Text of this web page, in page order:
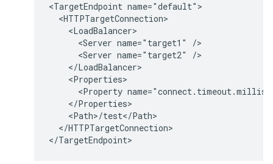
<TargetEndpoint name="default">
  <HTTPTargetConnection>
    <LoadBalancer>
      <Server name="target1" />
      <Server name="target2" />
    </LoadBalancer>
    <Properties>
<Property
    </Properties>
    <Path>/test</Path>
  </HTTPTargetConnection>
</TargetEndpoint>